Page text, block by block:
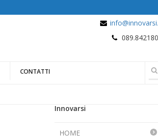
CONTATTI
Innovarsi
HOME